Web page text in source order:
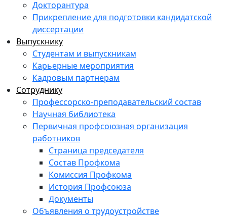
Докторантура
Прикрепление для подготовки кандидатской
диссертации
Выпускнику
Студентам и выпускникам
Карьерные мероприятия
Кадровым партнерам
Сотруднику
Профессорско-преподавательский состав
Научная библиотека
Первичная профсоюзная организация
работников
Страница председателя
Состав Профкома
Комиссия Профкома
История Профсоюза
Документы
Объявления о трудоустройстве